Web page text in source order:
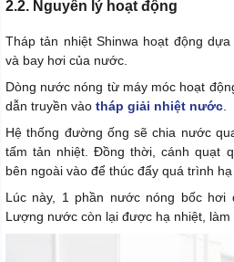
2.2. Nguyên lý hoạt động
Tháp tản nhiệt Shinwa hoạt động
và bay hơi của nước.
Dòng nước nóng từ máy móc hoạt
dẫn truyền vào tháp giải nhiệt nước
Hệ thống đường ống sẽ chia nước
tấm tản nhiệt. Đồng thời, cánh quạt
bên ngoài vào để thúc đẩy quá trình hạ
Lúc này, 1 phần nước nóng bốc hơi
Lượng nước còn lại được hạ nhiệt, làm